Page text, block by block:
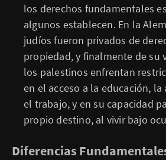
los derechos fundamentales
algunos establecen. En la
judíos fueron privados de
propiedad, y finalmente de su
los palestinos enfrentan
en el acceso a la educación,
el trabajo, y en su capacidad
propio destino, al vivir bajo
Diferencias